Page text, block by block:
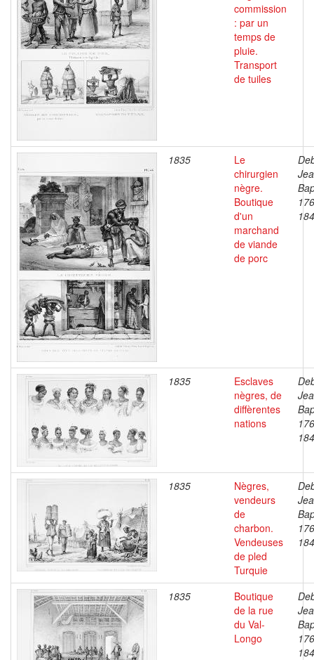
commission
: par un
temps de
pluie.
Transport
de tuiles
1835
Le
chirurgien
nègre.
Boutique
d'un
marchand
de viande
de porc
1835
Esclaves
nègres, de
diffèrentes
nations
1835
Nègres,
vendeurs
de
charbon.
Vendeuses
de pled
Turquie
1835
Boutique
de la rue
du Val-
Longo